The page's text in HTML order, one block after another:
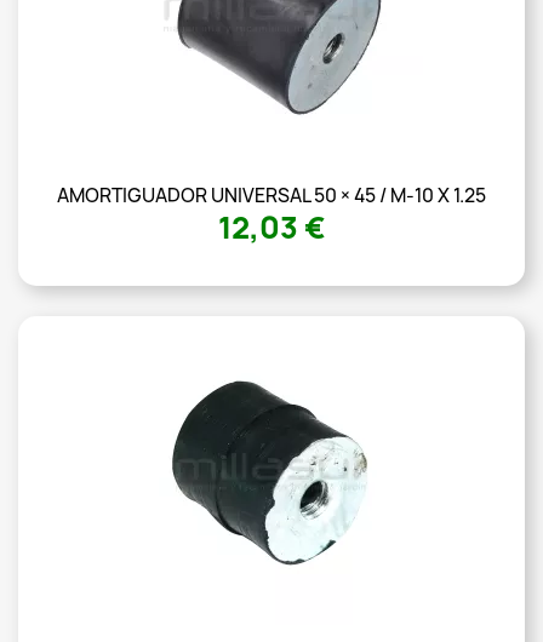
AMORTIGUADOR UNIVERSAL 50 × 45 / M-10 X 1.25
12,03 €